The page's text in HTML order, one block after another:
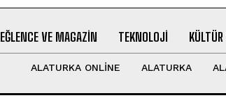
EĞLENCE VE MAGAZIN TEKNOLOJI
ALATURKA ONLINE ALATURKA